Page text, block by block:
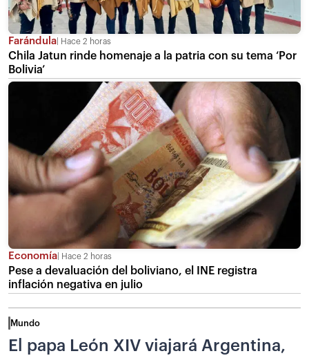
Farándula Hace 2 horas
Chila Jatun rinde homenaje a la patria con su tema ‘Por
Bolivia’
Economía Hace 2 horas
Pese a devaluación del boliviano, el INE registra
inflación negativa en julio
Mundo
El papa León XIV viajará Argentina,